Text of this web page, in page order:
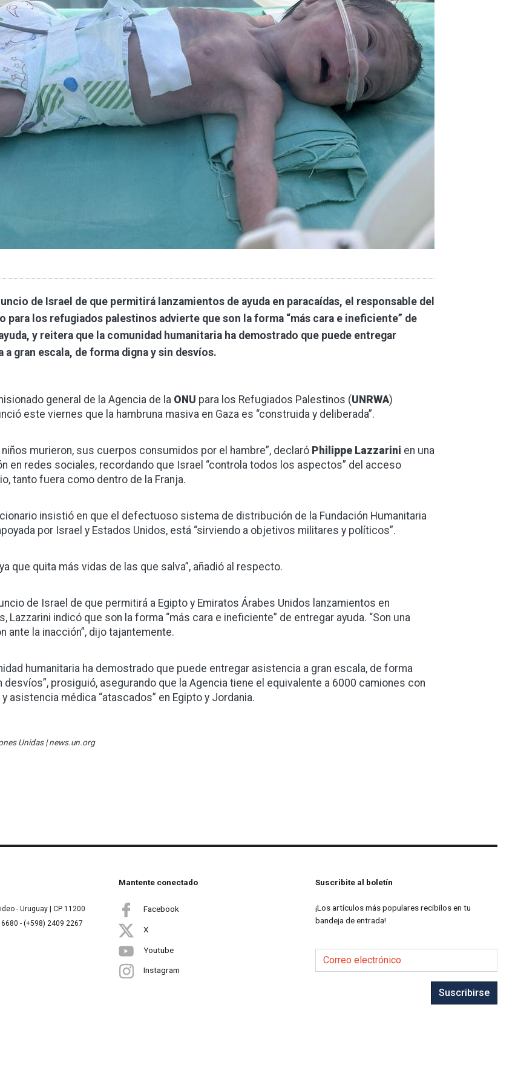
de Israel de que permitirá lanzamientos de ayuda en paracaídas, el responsable del
para los refugiados palestinos advierte que son la forma “más cara e ineficiente” de
y reitera que la comunidad humanitaria ha demostrado que puede entregar
a gran escala, de forma digna y sin desvíos.
general de la Agencia de la ONU para los Refugiados Palestinos (UNRWA)
este viernes que la hambruna masiva en Gaza es “construida y deliberada”.
niños murieron, sus cuerpos consumidos por el hambre”, declaró Philippe Lazzarini en una
en redes sociales, recordando que Israel “controla todos los aspectos” del acceso
tanto fuera como dentro de la Franja.
insistió en que el defectuoso sistema de distribución de la Fundación Humanitaria
por Israel y Estados Unidos, está “sirviendo a objetivos militares y políticos”.
que quita más vidas de las que salva”, añadió al respecto.
de Israel de que permitirá a Egipto y Emiratos Árabes Unidos lanzamientos en
Lazzarini indicó que son la forma “más cara e ineficiente” de entregar ayuda. “Son una
ante la inacción”, dijo tajantemente.
humanitaria ha demostrado que puede entregar asistencia a gran escala, de forma
desvíos”, prosiguió, asegurando que la Agencia tiene el equivalente a 6000 camiones con
asistencia médica “atascados” en Egipto y Jordania.
Unidas | news.un.org
- Uruguay | CP 11200
- (+598) 2409 2267
Mantente conectado
Facebook
X
Youtube
Instagram
Suscribite al boletín
¡Los artículos más populares recibilos en tu
bandeja de entrada!
Correo electrónico
Suscribirse